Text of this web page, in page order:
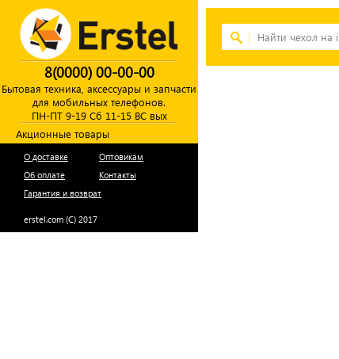
8(0000) 00-00-00
Бытовая техника, аксессуары и запчасти
для мобильных телефонов.
ПН-ПТ 9-19 Сб 11-15 ВС вых
Акционные товары
О доставке
Оптовикам
Об оплате
Контакты
Гарантия и возврат
erstel.com (C) 2017